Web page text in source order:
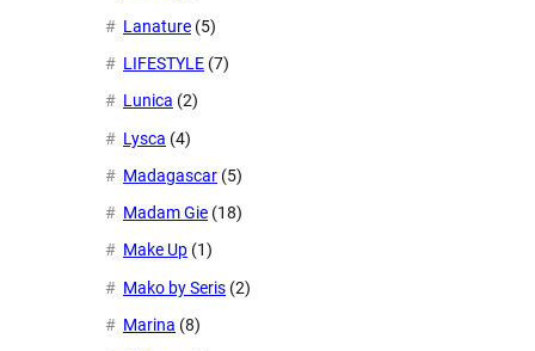
Lanature (5)
LIFESTYLE (7)
Lunica (2)
Lysca (4)
Madagascar (5)
Madam Gie (18)
Make Up (1)
Mako by Seris (2)
Marina (8)